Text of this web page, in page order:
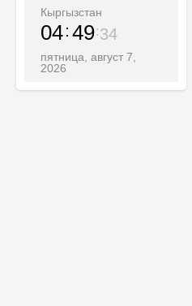
Кыргызстан
04 49 36
пятница, август 7,
2026